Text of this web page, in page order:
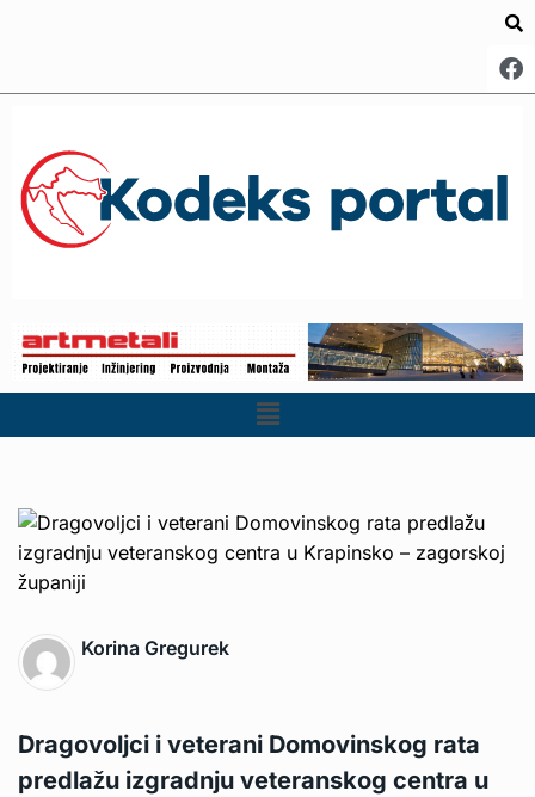
Korina Gregurek
Dragovoljci i veterani Domovinskog rata
predlažu izgradnju veteranskog centra u